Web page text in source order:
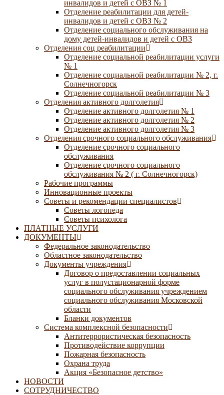
инвалидов и детей с ОВЗ № 1
Отделение реабилитации для детей-
инвалидов и детей с ОВЗ № 2
Отделение социального обслуживания на
дому детей-инвалидов и детей с ОВЗ
Отделения соц реабилитации
Отделение социальной реабилитации услуги
№ 1
Отделение социальной реабилитации № 2, г.
Солнечногорск
Отделение социальной реабилитации № 3
Отделения активного долголетия
Отделение активного долголетия № 1
Отделение активного долголетия № 2
Отделение активного долголетия № 3
Отделения срочного социального обслуживания
Отделение срочного социального
обслуживания
Отделение срочного социального
обслуживания № 2 ( г. Солнечногорск)
Рабочие программы
Инновационные проекты
Советы и рекомендации специалистов
Советы логопеда
Советы психолога
ПЛАТНЫЕ УСЛУГИ
ДОКУМЕНТЫ
Федеральное законодательство
Областное законодательство
Документы учреждения
Договор о предоставлении социальных
услуг в полустационарной форме
социального обслуживания учреждением
социального обслуживания Московской
области
Бланки документов
Система комплексной безопасности
Антитеррористическая безопасность
Противодействие коррупции
Пожарная безопасность
Охрана труда
Акция «Безопасное детство»
НОВОСТИ
СОТРУДНИЧЕСТВО